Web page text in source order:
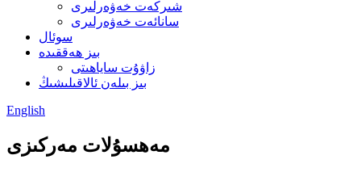
شىركەت خەۋەرلىرى
سانائەت خەۋەرلىرى
سوئال
بىز ھەققىدە
زاۋۇت ساياھىتى
بىز بىلەن ئالاقىلىشىڭ
English
مەھسۇلات مەركىزى